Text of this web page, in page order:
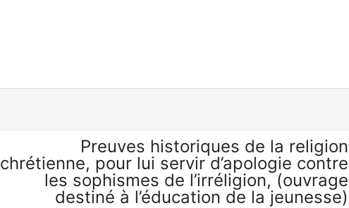
Preuves historiques de la religion
chrétienne, pour lui servir d’apologie contre
les sophismes de l’irréligion, (ouvrage
destiné à l’éducation de la jeunesse)